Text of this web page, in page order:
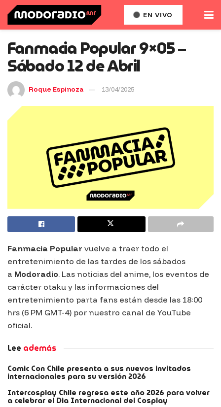
EN VIVO
Fanmacia Popular 9×05 –
Sábado 12 de Abril
Roque Espinoza 13/04/2025
Fanmacia Popular vuelve a traer todo el
entretenimiento de las tardes de los sábados
a Modoradio. Las noticias del anime, los eventos de
carácter otaku y las informaciones del
entretenimiento parta fans están desde las 18:00
hrs (6 PM GMT-4) por nuestro canal de YouTube
oficial.
Lee además
Comic Con Chile presenta a sus nuevos invitados
internacionales para su versión 2026
Intercosplay Chile regresa este año 2026 para volver
a celebrar el Dia Internacional del Cosplay